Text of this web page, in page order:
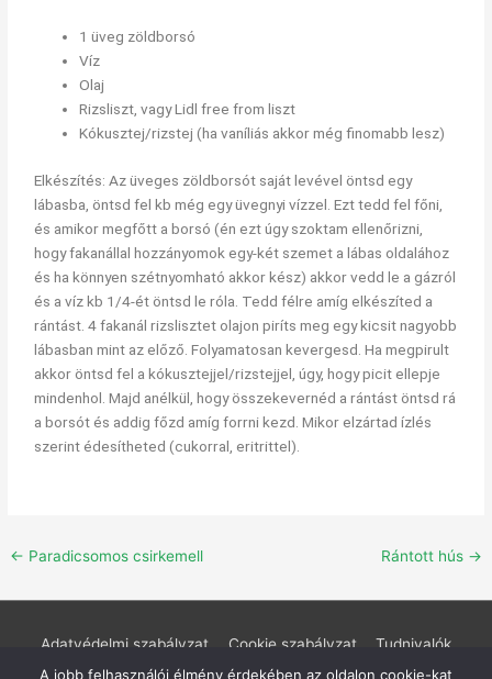
1 üveg zöldborsó
Víz
Olaj
Rizsliszt, vagy Lidl free from liszt
Kókusztej/rizstej (ha vaníliás akkor még finomabb lesz)
Elkészítés: Az üveges zöldborsót saját levével öntsd egy
lábasba, öntsd fel kb még egy üvegnyi vízzel. Ezt tedd fel főni,
és amikor megfőtt a borsó (én ezt úgy szoktam ellenőrizni,
hogy fakanállal hozzányomok egy-két szemet a lábas oldalához
és ha könnyen szétnyomható akkor kész) akkor vedd le a gázról
és a víz kb 1/4-ét öntsd le róla. Tedd félre amíg elkészíted a
rántást. 4 fakanál rizslisztet olajon piríts meg egy kicsit nagyobb
lábasban mint az előző. Folyamatosan kevergesd. Ha megpirult
akkor öntsd fel a kókusztejjel/rizstejjel, úgy, hogy picit ellepje
mindenhol. Majd anélkül, hogy összekevernéd a rántást öntsd rá
a borsót és addig főzd amíg forrni kezd. Mikor elzártad ízlés
szerint édesítheted (cukorral, eritrittel).
← Paradicsomos csirkemell Rántott hús →
Adatvédelmi szabályzat Cookie szabályzat
Tudnivalók
Rólunk
Kapcsolat
A jobb felhasználói élmény érdekében az oldalon cookie-kat